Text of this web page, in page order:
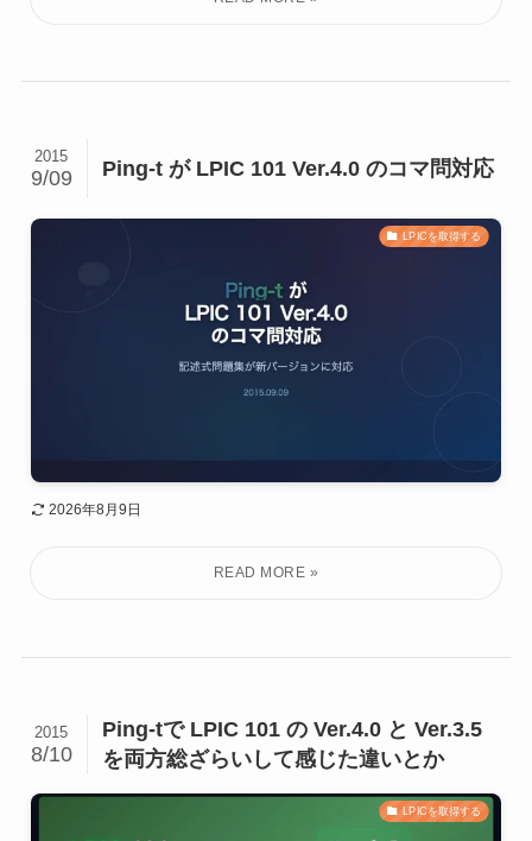
Ping-t が LPIC 101 Ver.4.0 のコマ問対応
2015
9/09
LPICを取得する
2026年8月9日
Ping-tで LPIC 101 の Ver.4.0 と Ver.3.5
を両方総ざらいして感じた違いとか
2015
8/10
LPICを取得する